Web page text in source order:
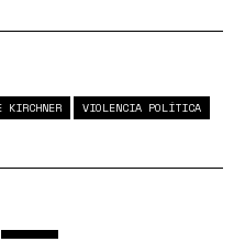
KIRCHNER
VIOLENCIA POLÍTICA